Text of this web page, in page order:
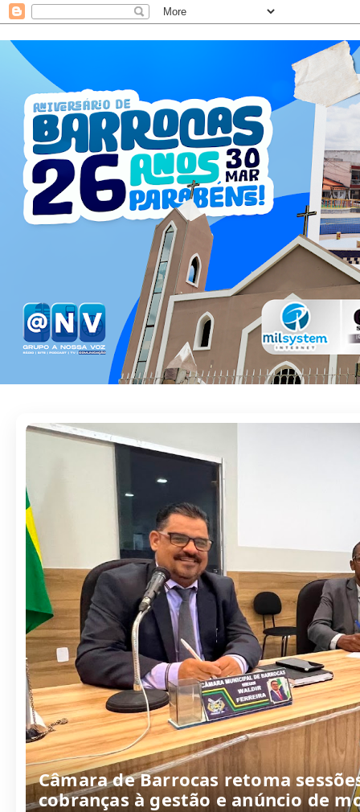
Câmara de Barrocas retoma
cobranças à gestão e anúncio de